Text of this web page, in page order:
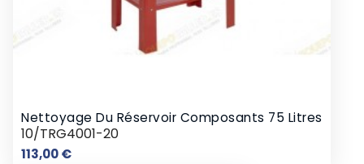
Nettoyage Du Réservoir Composants 75 Litres
10/TRG4001-20
113,00 €Prix